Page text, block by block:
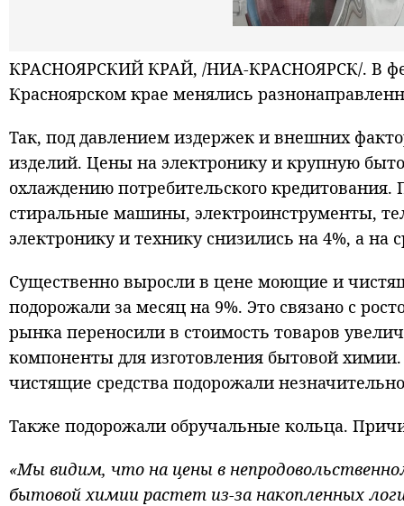
КРАСНОЯРСКИЙ КРАЙ, /НИА-КРАСНОЯРСК/. В
Красноярском крае менялись
Так, под давлением издержек и внешних
изделий. Цены на электронику и крупную
охлаждению потребительского
стиральные машины, электроинструменты,
электронику и технику снизились на 4%, а на
Существенно выросли в цене моющие и
подорожали за месяц на 9%. Это связано с
рынка переносили в стоимость товаров
компоненты для изготовления бытовой
чистящие средства подорожали
Также подорожали обручальные кольца.
«Мы видим, что на цены в
бытовой химии растет из-за накопленных